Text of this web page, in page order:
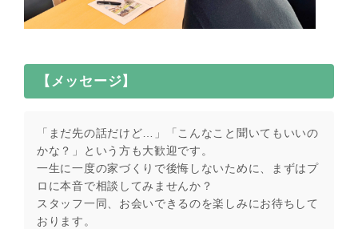
【メッセージ】
「まだ先の話だけど…」「こんなこと聞いてもいいの
かな？」という方も大歓迎です。
一生に一度の家づくりで後悔しないために、まずはプ
ロに本音で相談してみませんか？
スタッフ一同、お会いできるのを楽しみにお待ちして
おります。